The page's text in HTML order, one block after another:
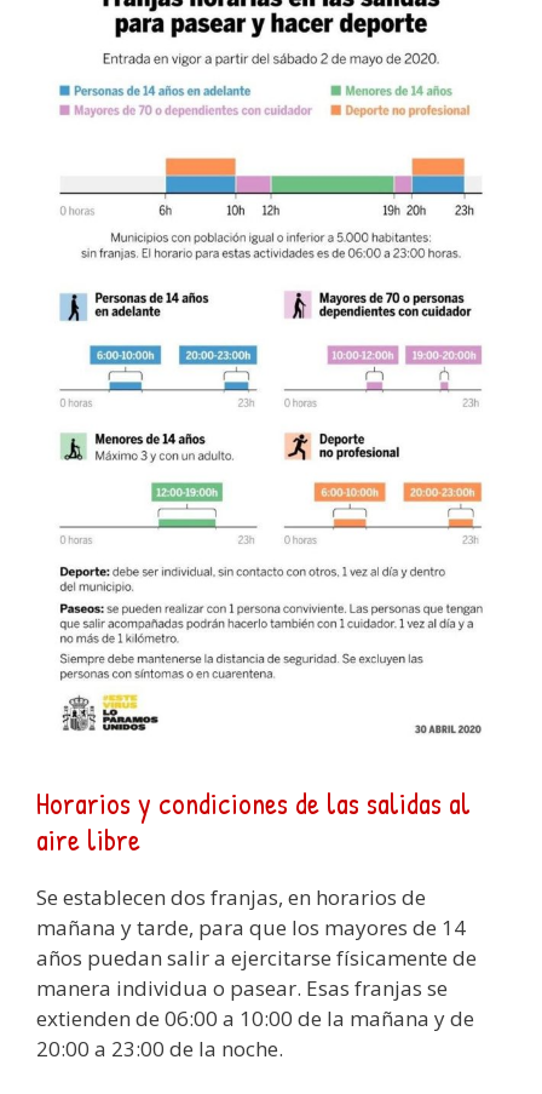
Horarios y condiciones de las salidas al
aire libre
Se establecen dos franjas, en horarios de
mañana y tarde, para que los mayores de 14
años puedan salir a ejercitarse físicamente de
manera individua o pasear. Esas franjas se
extienden de 06:00 a 10:00 de la mañana y de
20:00 a 23:00 de la noche.